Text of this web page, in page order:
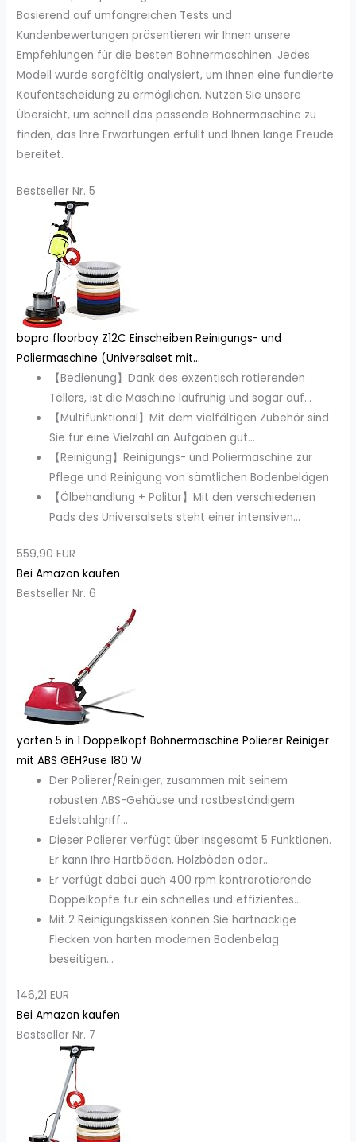
Basierend auf umfangreichen Tests und
Kundenbewertungen präsentieren wir Ihnen unsere
Empfehlungen für die besten Bohnermaschinen. Jedes
Modell wurde sorgfältig analysiert, um Ihnen eine fundierte
Kaufentscheidung zu ermöglichen. Nutzen Sie unsere
Übersicht, um schnell das passende Bohnermaschine zu
finden, das Ihre Erwartungen erfüllt und Ihnen lange Freude
bereitet.
Bestseller Nr. 5
bopro floorboy Z12C Einscheiben Reinigungs- und
Poliermaschine (Universalset mit...
【Bedienung】Dank des exzentisch rotierenden
Tellers, ist die Maschine laufruhig und sogar auf...
【Multifunktional】Mit dem vielfältigen Zubehör sind
Sie für eine Vielzahl an Aufgaben gut...
【Reinigung】Reinigungs- und Poliermaschine zur
Pflege und Reinigung von sämtlichen Bodenbelägen
【Ölbehandlung + Politur】Mit den verschiedenen
Pads des Universalsets steht einer intensiven...
559,90 EUR
Bei Amazon kaufen
Bestseller Nr. 6
yorten 5 in 1 Doppelkopf Bohnermaschine Polierer Reiniger
mit ABS GEH?use 180 W
Der Polierer/Reiniger, zusammen mit seinem
robusten ABS-Gehäuse und rostbeständigem
Edelstahlgriff...
Dieser Polierer verfügt über insgesamt 5 Funktionen.
Er kann Ihre Hartböden, Holzböden oder...
Er verfügt dabei auch 400 rpm kontrarotierende
Doppelköpfe für ein schnelles und effizientes...
Mit 2 Reinigungskissen können Sie hartnäckige
Flecken von harten modernen Bodenbelag
beseitigen...
146,21 EUR
Bei Amazon kaufen
Bestseller Nr. 7